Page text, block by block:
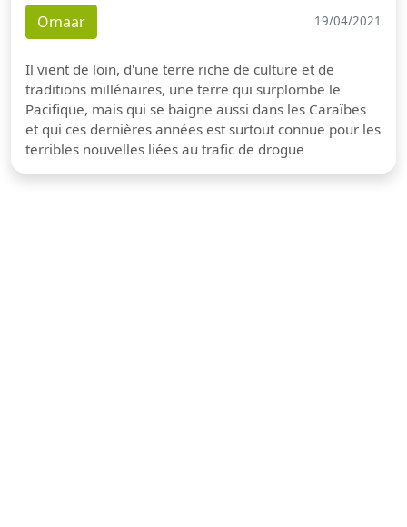
Omaar 19/04/2021
Il vient de loin, d'une terre riche de culture et de
traditions millénaires, une terre qui surplombe le
Pacifique, mais qui se baigne aussi dans les Caraïbes
et qui ces dernières années est surtout connue pour les
terribles nouvelles liées au trafic de drogue